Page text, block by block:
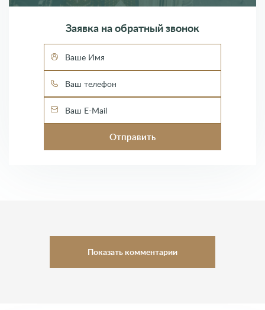
Заявка на обратный звонок
Показать комментарии